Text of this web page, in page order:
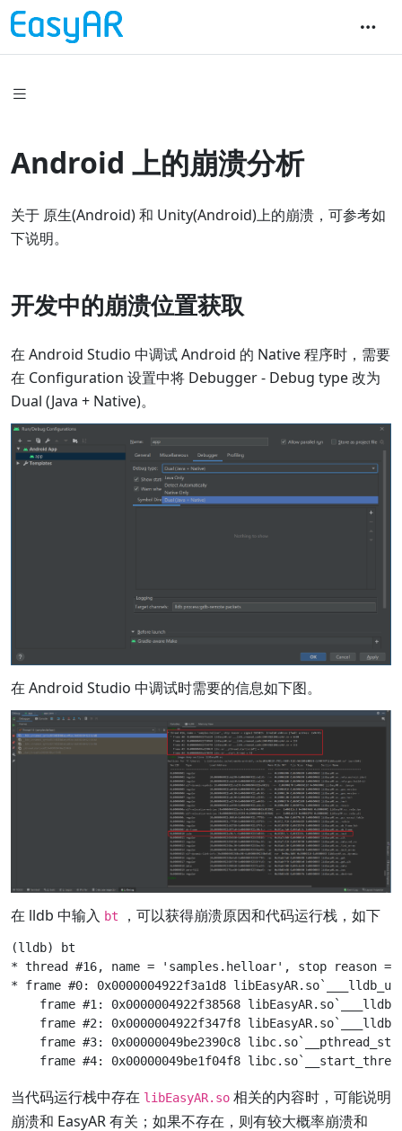
Android 上的崩溃分析
关于 原生(Android) 和 Unity(Android)上的崩溃，可参考如
下说明。
开发中的崩溃位置获取
在 Android Studio 中调试 Android 的 Native 程序时，需要
在 Configuration 设置中将 Debugger - Debug type 改为
Dual (Java + Native)。
在 Android Studio 中调试时需要的信息如下图。
在 lldb 中输入 bt ，可以获得崩溃原因和代码运行栈，如下
(lldb) bt
* thread #16, name = 'samples.helloar', stop reason =
* frame #0: 0x0000004922f3a1d8
frame #1: 0x0000004922f38568
frame #2: 0x0000004922f347f8
frame #3: 0x00000049be2390c8
当代码运行栈中存在 libEasyAR.so 相关的内容时，可能说明
崩溃和 EasyAR 有关；如果不存在，则有较大概率崩溃和